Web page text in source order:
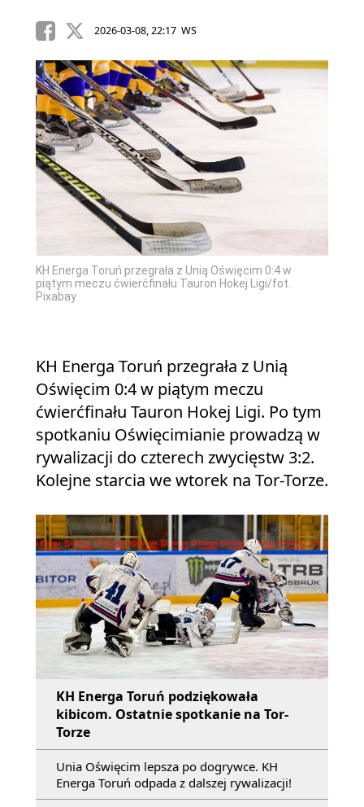
2026-03-08, 22:17 WS
KH Energa Toruń przegrała z Unią Oświęcim 0:4 w
piątym meczu ćwierćfinału Tauron Hokej Ligi/fot.
Pixabay
KH Energa Toruń przegrała z Unią
Oświęcim 0:4 w piątym meczu
ćwierćfinału Tauron Hokej Ligi. Po tym
spotkaniu Oświęcimianie prowadzą w
rywalizacji do czterech zwycięstw 3:2.
Kolejne starcia we wtorek na Tor-Torze.
KH Energa Toruń podziękowała
kibicom. Ostatnie spotkanie na Tor-
Torze
Unia Oświęcim lepsza po dogrywce. KH
Energa Toruń odpada z dalszej rywalizacji!